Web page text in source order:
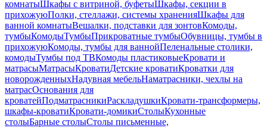
комнатыШкафы с витриной, буфетыШкафы, секции в
прихожуюПолки, стеллажи, системы храненияШкафы для
ванной комнатыВешалки, подставки для зонтовКомоды,
тумбыКомодыТумбыПрикроватные тумбыОбувницы, тумбы в
прихожуюКомоды, тумбы для ваннойПеленальные столики,
комодыТумбы под ТВКомоды пластиковыеКровати и
матрасыМатрасыКроватиДетские кроватиКроватки для
новорожденныхНадувная мебельНаматрасники, чехлы на
матрасОснования для
кроватейПодматрасникиРаскладушкиКровати-трансформеры,
шкафы-кроватиКровати-домикиСтолыКухонные
столыБарные столыСтолы письменные,